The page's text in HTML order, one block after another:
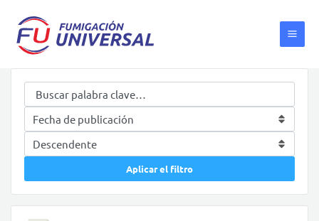
contenido
Aplicar el filtro